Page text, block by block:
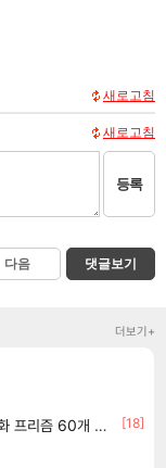
새로고침
새로고침
등록
다음 댓글보기
더보기+
즘 60개 선물!
[18]